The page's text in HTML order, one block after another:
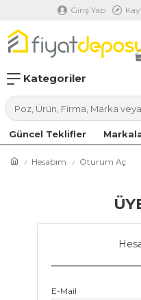
Giriş Yap
Kategoriler
Güncel Teklifler
Hesabım Oturum Aç
E-Mail